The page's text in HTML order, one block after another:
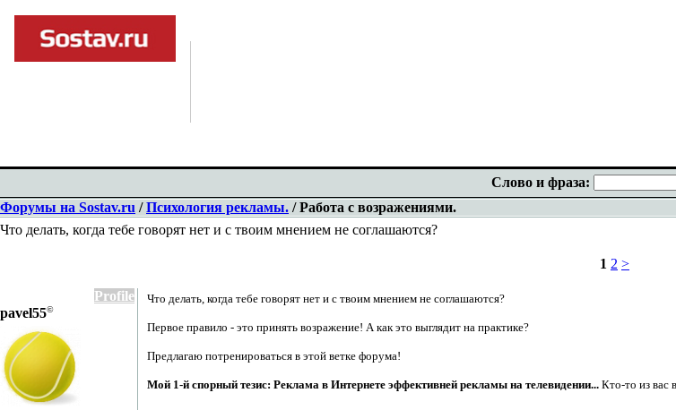
Слово и фраза:
Форумы на Sostav.ru /Психология рекламы. / Работа с возражениями.
Что делать, когда тебе говорят нет и с твоим мнением не соглашаются?
1 2 >
Profile
pavel55©
Что делать, когда тебе говорят нет и с твоим мнением не соглашаются?
Первое правило - это принять возражение! А как это выглядит на практике?
Предлагаю потренироваться в этой ветке форума!
Мой 1-й спорный тезис: Реклама в Интернете эффективней рекламы на телевидении... Кто-то из вас